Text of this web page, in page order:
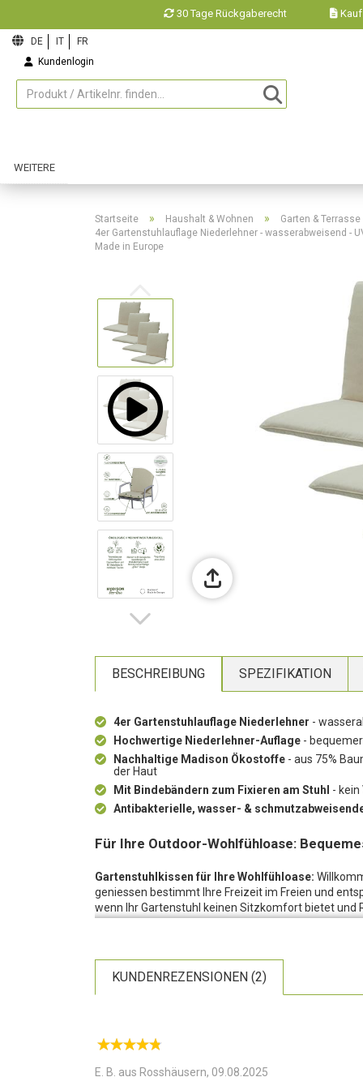
30 Tage Rückgaberecht
Kundenlogin
WEITERE
Startseite » Haushalt & Wohnen » Garten & Terrasse
4er Gartenstuhlauflage Niederlehner - wasserabweisend -
Made in Europe
BESCHREIBUNG SPEZIFIKATION
4er Gartenstuhlauflage Niederlehner -
Hochwertige Niederlehner-Auflage -
Nachhaltige Madison Ökostoffe - aus 75%
der Haut
Mit Bindebändern zum Fixieren am Stuhl -
Antibakterielle, wasser- &
Für Ihre Outdoor-Wohlfühloase:
Gartenstuhlkissen für Ihre Wohlfühloase:
geniessen bestimmt Ihre Freizeit im Freien und
wenn Ihr Gartenstuhl keinen Sitzkomfort bietet und
nicht nur bequem, sondern auch stilvoll gestaltet
mit einem kleinen Samentütchen.
Hochwertige Verarbeitung:
Diese Sitzauflagen
Schutz. Die Oberfläche ist antibakteriell, wasser-
langlebig und strapazierfähig und werden Sie über
Damit beim Entspannen nichts verrutscht:
KUNDENREZENSIONEN (2)
E. B. aus Rosshäusern, 09.08.2025